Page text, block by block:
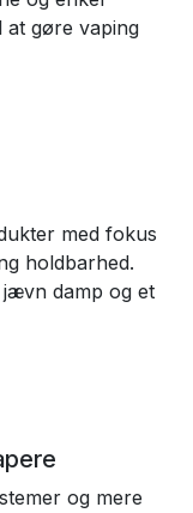
at gøre vaping
med fokus
holdbarhed.
damp og et
og mere